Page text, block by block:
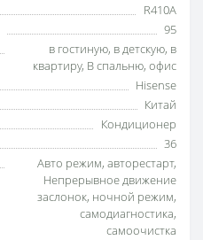
R410A
95
в гостиную, в детскую, в
квартиру, В спальню, офис
Hisense
Китай
Кондиционер
36
Авто режим, авторестарт,
Непрерывное движение
заслонок, ночной режим,
самодиагностика,
самоочистка